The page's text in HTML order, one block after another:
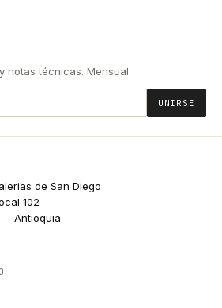
notas técnicas. Mensual.
UNIRSE
de San Diego
102
— Antioquia